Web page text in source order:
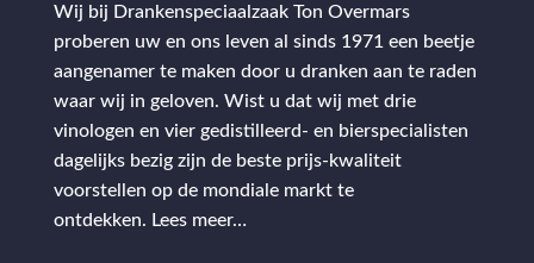
Wij bij Drankenspeciaalzaak Ton Overmars
proberen uw en ons leven al sinds 1971 een beetje
aangenamer te maken door u dranken aan te raden
waar wij in geloven. Wist u dat wij met drie
vinologen en vier gedistilleerd- en bierspecialisten
dagelijks bezig zijn de beste prijs-kwaliteit
voorstellen op de mondiale markt te
ontdekken. Lees meer…